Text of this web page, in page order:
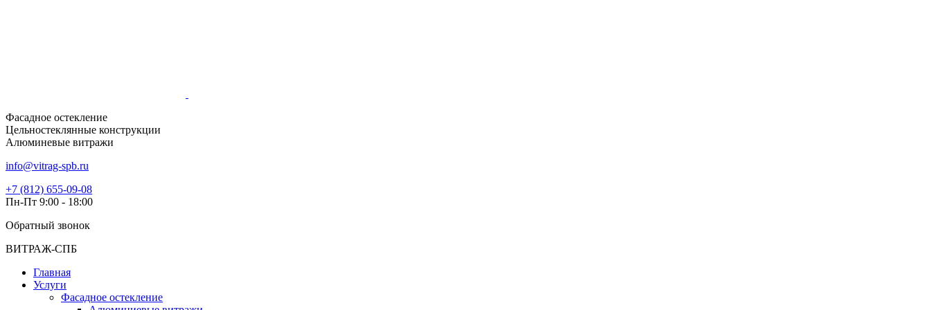
Фасадное остекление
Цельностеклянные конструкции
Алюминевые витражи
info@vitrag-spb.ru
+7 (812) 655-09-08
Пн-Пт 9:00 - 18:00
Обратный звонок
ВИТРАЖ-СПБ
Главная
Услуги
Фасадное остекление